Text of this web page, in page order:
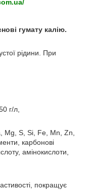
гумату калію.
рідини. При
г/л,
Mg, S, Si, Fe, Mn, Zn,
карбонові
амінокислоти,
покращує